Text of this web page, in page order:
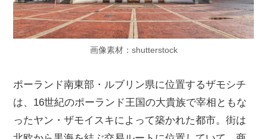
画像素材：shutterstock
ポーランド南東部・ルブリン県に位置するザモシチ
は、16世紀のポーランド王国の大貴族で宰相ともな
ったヤン・ザモイスキによって築かれた都市。街は